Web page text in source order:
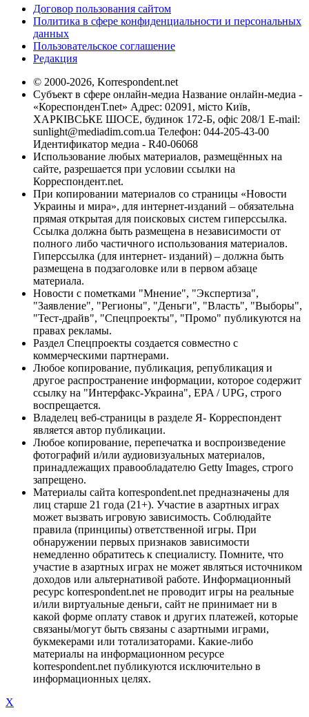
Договор пользования сайтом
Политика в сфере конфиденциальности и персональных
данных
Пользовательское соглашение
Редакция
© 2000-2026, Korrespondent.net
Субъект в сфере онлайн-медиа Название онлайн-медиа -
«КореспонденТ.net» Адрес: 02091, місто Київ,
ХАРКІВСЬКЕ ШОСЕ, будинок 172-Б, офіс 208/1 E-mail:
sunlight@mediadim.com.ua Телефон: 044-205-43-00
Идентификатор медиа - R40-06068
Использование любых материалов, размещённых на
сайте, разрешается при условии ссылки на
Корреспондент.net.
При копировании материалов со страницы «Новости
Украины и мира», для интернет-изданий – обязательна
прямая открытая для поисковых систем гиперссылка.
Ссылка должна быть размещена в независимости от
полного либо частичного использования материалов.
Гиперссылка (для интернет- изданий) – должна быть
размещена в подзаголовке или в первом абзаце
материала.
Новости с пометками "Мнение", "Экспертиза",
"Заявление", "Регионы", "Деньги", "Власть", "Выборы",
"Тест-драйв", "Спецпроекты", "Промо" публикуются на
правах рекламы.
Раздел Спецпроекты создается совместно с
коммерческими партнерами.
Любое копирование, публикация, републикация и
другое распространение информации, которое содержит
ссылку на "Интерфакс-Украина", EPA / UPG, строго
воспрещается.
Владелец веб-страницы в разделе Я- Корреспондент
является автор публикации.
Любое копирование, перепечатка и воспроизведение
фотографий и/или аудиовизуальных материалов,
принадлежащих правообладателю Getty Images, строго
запрещено.
Материалы сайта korrespondent.net предназначены для
лиц старше 21 года (21+). Участие в азартных играх
может вызвать игровую зависимость. Соблюдайте
правила (принципы) ответственной игры. При
обнаружении первых признаков зависимости
немедленно обратитесь к специалисту. Помните, что
участие в азартных играх не может являться источником
доходов или альтернативой работе. Информационный
ресурс korrespondent.net не проводит игры на реальные
и/или виртуальные деньги, сайт не принимает ни в
какой форме оплату ставок и других платежей, которые
связаны/могут быть связаны с азартными играми,
букмекерами или тотализаторами. Какие-либо
материалы на информационном ресурсе
korrespondent.net публикуются исключительно в
информационных целях.
X